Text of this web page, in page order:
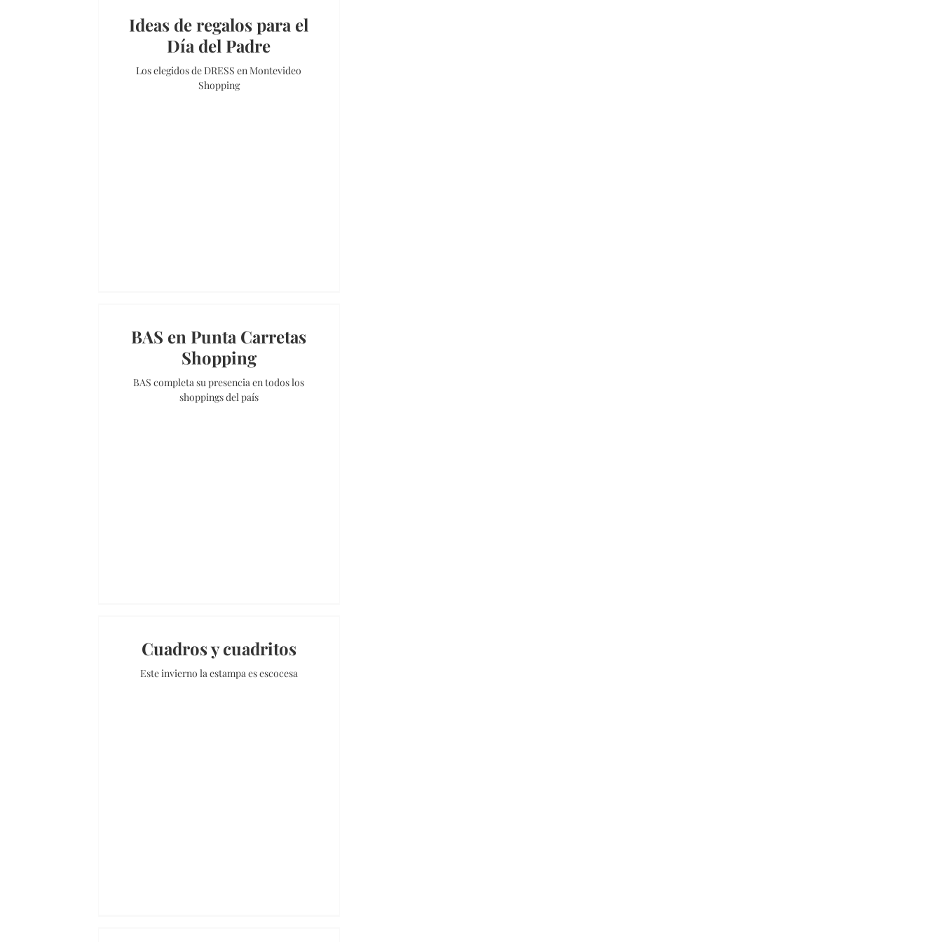
Ideas de regalos para el
Día del Padre
Los elegidos de DRESS en Montevideo
Shopping
BAS en Punta Carretas
Shopping
BAS completa su presencia en todos los
shoppings del país
Cuadros y cuadritos
Este invierno la estampa es escocesa